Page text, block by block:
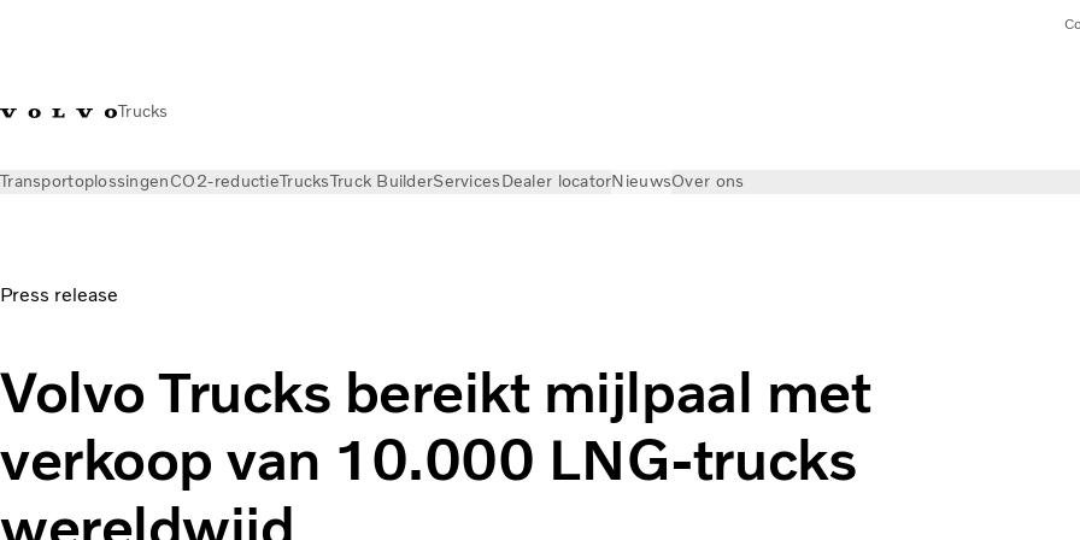
Trucks
TransportoplossingenCO2-reductieTrucksTruck BuilderServicesDealer locatorNieuwsOver ons
Press release
Volvo Trucks bereikt mijlpaal met
verkoop van 10.000 LNG-trucks